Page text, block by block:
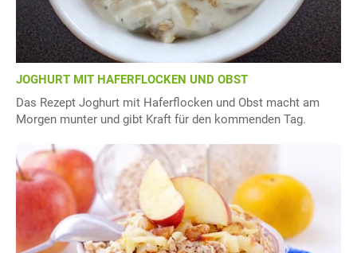
JOGHURT MIT HAFERFLOCKEN UND OBST
Das Rezept Joghurt mit Haferflocken und Obst macht am
Morgen munter und gibt Kraft für den kommenden Tag.